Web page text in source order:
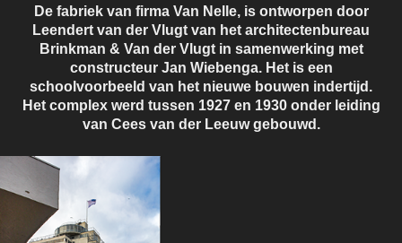
De fabriek van firma Van Nelle, is ontworpen door
Leendert van der Vlugt van het architectenbureau
Brinkman & Van der Vlugt in samenwerking met
constructeur Jan Wiebenga. Het is een
schoolvoorbeeld van het nieuwe bouwen indertijd.
Het complex werd tussen 1927 en 1930 onder leiding
van Cees van der Leeuw gebouwd.